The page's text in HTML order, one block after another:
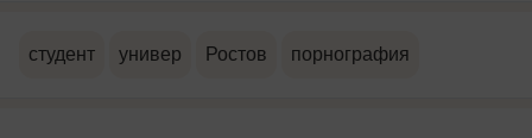
студент универ Ростов порнография